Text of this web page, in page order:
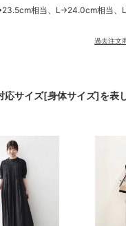
相当、L→24.0cm相当、
過去注文
サイズ[身体サイズ]を表し